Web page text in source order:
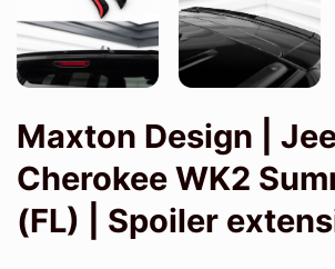
Maxton Design |
Cherokee WK2
(FL) | Spoiler